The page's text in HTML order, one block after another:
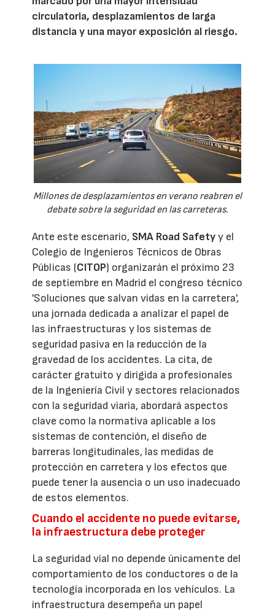
circulatoria, desplazamientos de larga
distancia y una mayor exposición al riesgo.
Millones de desplazamientos en verano reabren el
debate sobre la seguridad en las carreteras.
Ante este escenario, SMA Road Safetyy el
Colegio de Ingenieros Técnicos de Obras
Públicas (CITOP) organizarán el próximo 23
de septiembre en Madrid el congreso técnico
'Soluciones que salvan vidas en la carretera',
una jornada dedicada a analizar el papel de
las infraestructuras y los sistemas de
seguridad pasiva en la reducción de la
gravedad de los accidentes. La cita, de
carácter gratuito y dirigida a profesionales
de la Ingeniería Civil y sectores relacionados
con la seguridad viaria, abordará aspectos
clave como la normativa aplicable a los
sistemas de contención, el diseño de
barreras longitudinales, las medidas de
protección en carretera y los efectos que
puede tener la ausencia o un uso inadecuado
de estos elementos.
Cuando el accidente no puede evitarse,
la infraestructura debe proteger
La seguridad vial no depende únicamente del
comportamiento de los conductores o de la
tecnología incorporada en los vehículos. La
infraestructura desempeña un papel